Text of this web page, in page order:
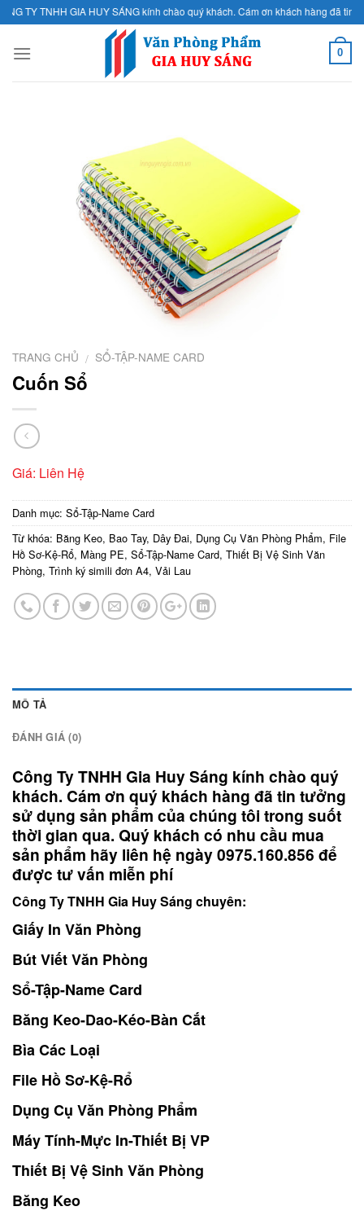
Skip
to
content
TY TNHH GIA HUY SÁNG kính chào quý khách. Cám ơn khách hàng đã tin
0
TRANG CHỦ / SỔ-TẬP-NAME CARD
Cuốn Sổ
Giá: Liên Hệ
Danh mục: Sổ-Tập-Name Card
Từ khóa: Băng Keo, Bao Tay, Dây Đai, Dụng Cụ Văn Phòng Phẩm, File
Hồ Sơ-Kệ-Rổ, Màng PE, Sổ-Tập-Name Card, Thiết Bị Vệ Sinh Văn
Phòng, Trình ký simili đơn A4, Vải Lau
MÔ TẢ
ĐÁNH GIÁ (0)
Công Ty TNHH Gia Huy Sáng kính chào quý
khách. Cám ơn quý khách hàng đã tin tưởng
sử dụng sản phẩm của chúng tôi trong suốt
thời gian qua. Quý khách có nhu cầu mua
sản phẩm hãy liên hệ ngày 0975.160.856 để
được tư vấn miễn phí
Công Ty TNHH Gia Huy Sáng chuyên:
Giấy In Văn Phòng
Bút Viết Văn Phòng
Sổ-Tập-Name Card
Băng Keo-Dao-Kéo-Bàn Cắt
Bìa Các Loại
File Hồ Sơ-Kệ-Rổ
Dụng Cụ Văn Phòng Phẩm
Máy Tính-Mực In-Thiết Bị VP
Thiết Bị Vệ Sinh Văn Phòng
Băng Keo